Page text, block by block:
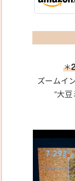
＊
ズームイ
”大